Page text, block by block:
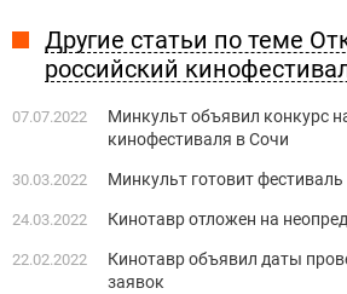
Другие статьи по теме
российский
07.07.2022
Минкульт объявил конкурс
кинофестиваля в Сочи
30.03.2022 Минкульт готовит
24.03.2022 Кинотавр отложен на
22.02.2022
Кинотавр объявил даты
заявок